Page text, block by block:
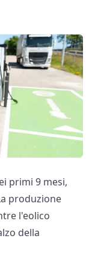
primi 9 mesi,
produzione
l'eolico
della